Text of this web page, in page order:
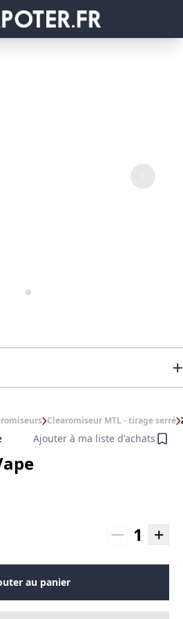
Clearomiseur MTL - tirage serré
Ajouter à ma liste d'achats
1
au panier